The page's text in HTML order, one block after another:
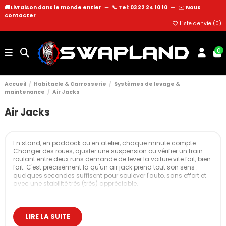
🚚 Livraison dans le monde entier — 📞 Tel: 03 22 24 10 10 — ✉️ Nous
contacter
Liste d'envie (0)
0
Accueil Habitacle & Carrosserie
Systèmes de levage &
maintenance
Air Jacks
Air Jacks
En stand, en paddock ou en atelier, chaque minute compte.
Changer des roues, ajuster une suspension ou vérifier un train
roulant entre deux runs demande de lever la voiture vite fait, bien
fait. C'est précisément là qu'un air jack prend tout son sens :
quelques secondes suffisent pour soulever l'auto, sans effort et
avec une stabilité très (très) appréciable.
fiabilité et sa simplicité d'utilisation.
LIRE LA SUITE